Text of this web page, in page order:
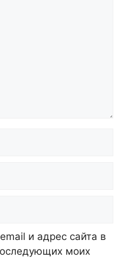
и адрес сайта в
моих